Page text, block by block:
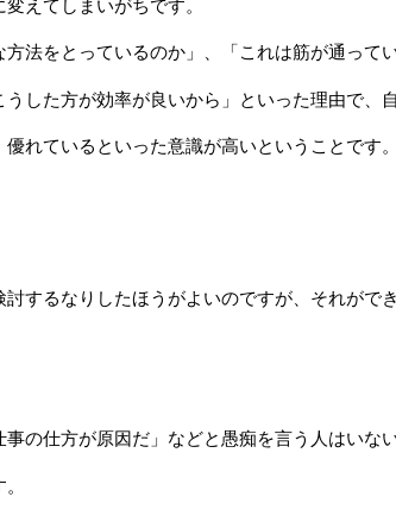
えてしまいがちです。
法をとっているのか」、「これは筋が通って
した方が効率が良いから」といった理由で、
れているといった意識が高いということです。
するなりしたほうがよいのですが、それができ
の仕方が原因だ」などと愚痴を言う人はいな